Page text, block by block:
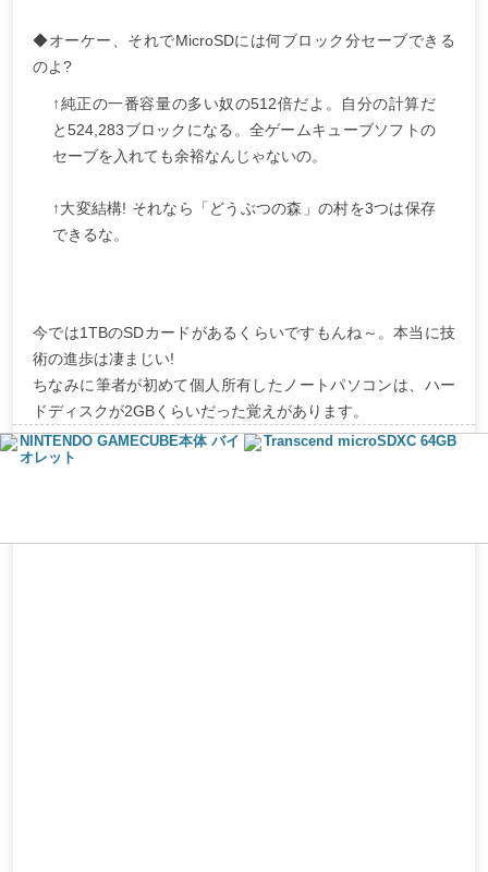
◆オーケー、それでMicroSDには何ブロック分セーブできる
のよ?
↑純正の一番容量の多い奴の512倍だよ。自分の計算だ
と524,283ブロックになる。全ゲームキューブソフトの
セーブを入れても余裕なんじゃないの。
↑大変結構! それなら「どうぶつの森」の村を3つは保存
できるな。
今では1TBのSDカードがあるくらいですもんね～。本当に技
術の進歩は凄まじい!
ちなみに筆者が初めて個人所有したノートパソコンは、ハー
ドディスクが2GBくらいだった覚えがあります。
NINTENDO GAMECUBE本体 バイ
オレット
Transcend microSDXC 64GB